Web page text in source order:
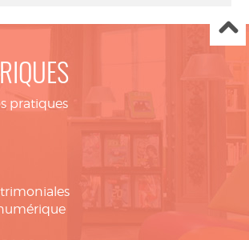
pratiques